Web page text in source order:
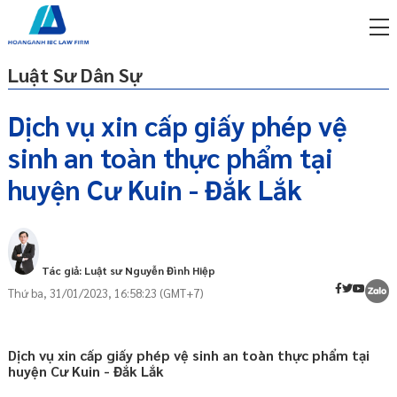
Luật Sư Dân Sự
Dịch vụ xin cấp giấy phép vệ
sinh an toàn thực phẩm tại
huyện Cư Kuin - Đắk Lắk
Tác giả: Luật sư Nguyễn Đình Hiệp
Thứ ba, 31/01/2023, 16:58:23 (GMT+7)
Dịch vụ xin cấp giấy phép vệ sinh an toàn thực phẩm tại
huyện Cư Kuin - Đắk Lắk
GIẤY PHÉP VỆ SINH AN TOÀN THỰC PHẨM
LÀ GÌ
ĐỐI TƯỢNG ĐƯỢC CẤP GIẤY PHÉP VỆ
SINH AN TOÀN THỰC PHẨM
CƠ QUAN TIẾP NHẬN HỒ SƠ XIN GIẤY
PHÉP VỆ SINH AN TOÀN THỰC PHẨM
phí qua zalo
sư trực tuyến online
ty/doanh nghiệp
gói
phí qua zalo
sư trực tuyến online
ty/doanh nghiệp
gói